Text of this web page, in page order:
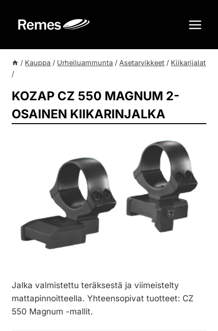
sisältöön
/ Kauppa / Urheiluammunta / Asetarvikkeet / Kiikarijalat
/
KOZAP CZ 550 MAGNUM 2-
OSAINEN KIIKARINJALKA
Jalka valmistettu teräksestä ja viimeistelty
mattapinnoitteella. Yhteensopivat tuotteet: CZ
550 Magnum -mallit.